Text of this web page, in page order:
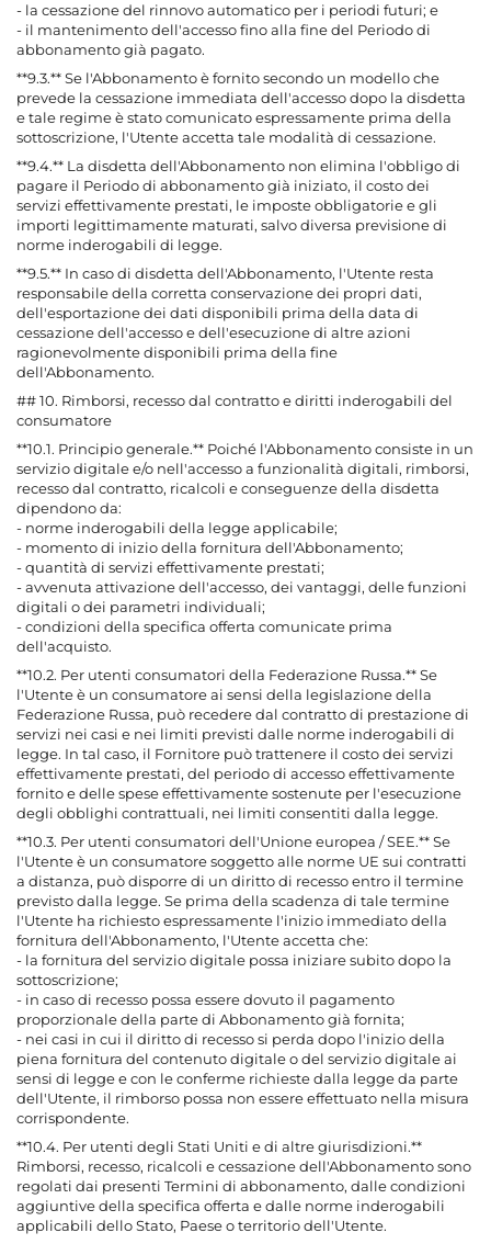
- la cessazione del rinnovo automatico per i periodi futuri; e
- il mantenimento dell'accesso fino alla fine del Periodo di
abbonamento già pagato.
**9.3.** Se l'Abbonamento è fornito secondo un modello che
prevede la cessazione immediata dell'accesso dopo la disdetta
e tale regime è stato comunicato espressamente prima della
sottoscrizione, l'Utente accetta tale modalità di cessazione.
**9.4.** La disdetta dell'Abbonamento non elimina l'obbligo di
pagare il Periodo di abbonamento già iniziato, il costo dei
servizi effettivamente prestati, le imposte obbligatorie e gli
importi legittimamente maturati, salvo diversa previsione di
norme inderogabili di legge.
**9.5.** In caso di disdetta dell'Abbonamento, l'Utente resta
responsabile della corretta conservazione dei propri dati,
dell'esportazione dei dati disponibili prima della data di
cessazione dell'accesso e dell'esecuzione di altre azioni
ragionevolmente disponibili prima della fine
dell'Abbonamento.
## 10. Rimborsi, recesso dal contratto e diritti inderogabili del
consumatore
**10.1. Principio generale.** Poiché l'Abbonamento consiste in un
servizio digitale e/o nell'accesso a funzionalità digitali, rimborsi,
recesso dal contratto, ricalcoli e conseguenze della disdetta
dipendono da:
- norme inderogabili della legge applicabile;
- momento di inizio della fornitura dell'Abbonamento;
- quantità di servizi effettivamente prestati;
- avvenuta attivazione dell'accesso, dei vantaggi, delle funzioni
digitali o dei parametri individuali;
- condizioni della specifica offerta comunicate prima
dell'acquisto.
**10.2. Per utenti consumatori della Federazione Russa.** Se
l'Utente è un consumatore ai sensi della legislazione della
Federazione Russa, può recedere dal contratto di prestazione di
servizi nei casi e nei limiti previsti dalle norme inderogabili di
legge. In tal caso, il Fornitore può trattenere il costo dei servizi
effettivamente prestati, del periodo di accesso effettivamente
fornito e delle spese effettivamente sostenute per l'esecuzione
degli obblighi contrattuali, nei limiti consentiti dalla legge.
**10.3. Per utenti consumatori dell'Unione europea / SEE.** Se
l'Utente è un consumatore soggetto alle norme UE sui contratti
a distanza, può disporre di un diritto di recesso entro il termine
previsto dalla legge. Se prima della scadenza di tale termine
l'Utente ha richiesto espressamente l'inizio immediato della
fornitura dell'Abbonamento, l'Utente accetta che:
- la fornitura del servizio digitale possa iniziare subito dopo la
sottoscrizione;
- in caso di recesso possa essere dovuto il pagamento
proporzionale della parte di Abbonamento già fornita;
- nei casi in cui il diritto di recesso si perda dopo l'inizio della
piena fornitura del contenuto digitale o del servizio digitale ai
sensi di legge e con le conferme richieste dalla legge da parte
dell'Utente, il rimborso possa non essere effettuato nella misura
corrispondente.
**10.4. Per utenti degli Stati Uniti e di altre giurisdizioni.**
Rimborsi, recesso, ricalcoli e cessazione dell'Abbonamento sono
regolati dai presenti Termini di abbonamento, dalle condizioni
aggiuntive della specifica offerta e dalle norme inderogabili
applicabili dello Stato, Paese o territorio dell'Utente.